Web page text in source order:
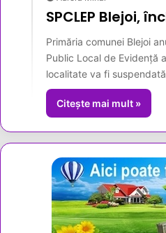
SPCLEP Blejoi,
Primăria comunei Blejoi
Public Local de Evidență
localitate va fi
Citește mai mult »